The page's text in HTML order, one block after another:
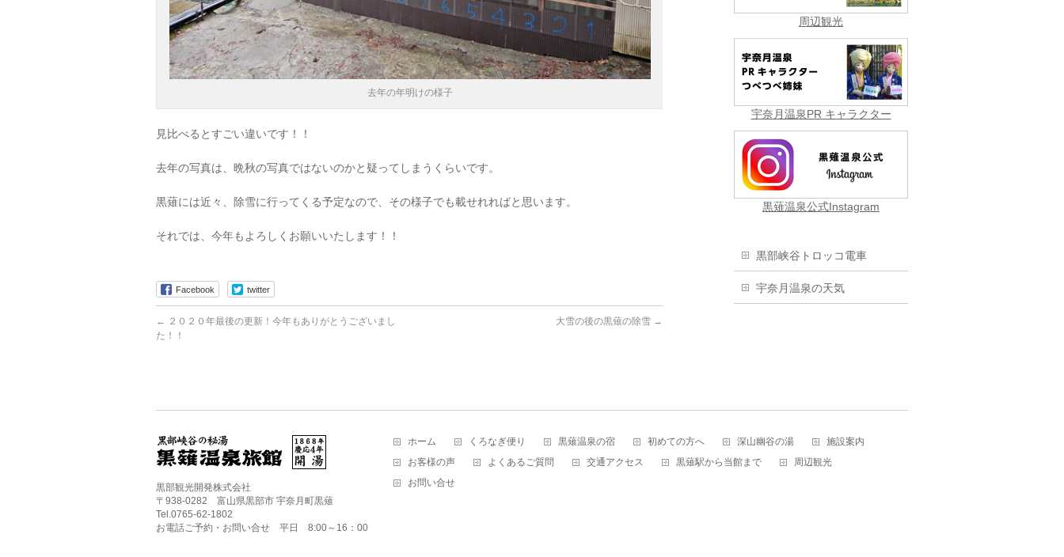
去年の年明けの様子
見比べるとすごい違いです！！
去年の写真は、晩秋の写真ではないのかと疑ってしまうくらいです。
黒薙には近々、除雪に行ってくる予定なので、その様子でも載せれればと思います。
それでは、今年もよろしくお願いいたします！！
Facebook twitter
← ２０２０年最後の更新！今年もありがとうございまし
た！！
大雪の後の黒薙の除雪 →
周辺観光
宇奈月温泉PR キャラクター
黒薙温泉公式Instagram
黒部峡谷トロッコ電車
宇奈月温泉の天気
黒部観光開発株式会社
〒938-0282 富山県黒部市 宇奈月町黒薙
Tel.0765-62-1802
お電話ご予約・お問い合せ 平日 8:00～16：00
ホーム くろなぎ便り 黒薙温泉の宿 初めての方へ 深山幽谷の湯
施設案内
お客様の声
よくあるご質問 交通アクセス 黒薙駅から当館まで
周辺観光
お問い合せ